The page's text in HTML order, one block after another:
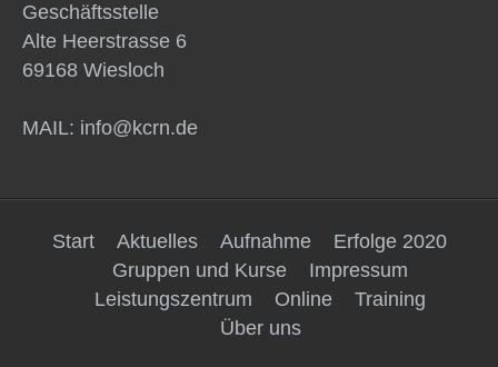
Geschäftsstelle
Alte Heerstrasse 6
69168 Wiesloch
MAIL: info@kcrn.de
Start Aktuelles Aufnahme
Erfolge 2020
Gruppen und Kurse
Impressum
Leistungszentrum
Online
Training
Über uns